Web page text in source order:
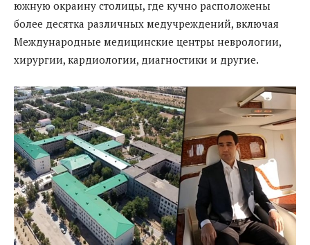
южную окраину столицы, где кучно расположены
более десятка различных медучреждений, включая
Международные медицинские центры неврологии,
хирургии, кардиологии, диагностики и другие.